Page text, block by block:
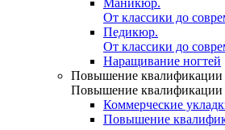
Маникюр.
От классики до
Педикюр.
От классики до
Наращивание ногтей
Повышение квалификации
Повышение квалификации
Коммерческие
Повышение